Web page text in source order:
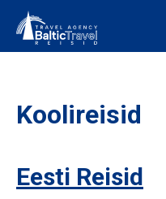
Eesti Reisid
Koolireisid